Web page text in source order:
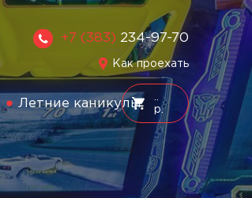
+7 (383) 234-97-70
Как проехать
Летние каникулы
р.